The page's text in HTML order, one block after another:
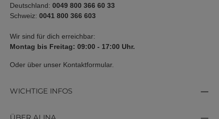
Deutschland: 0049 800 366 60 33
Schweiz: 0041 800 366 603
Wir sind für dich erreichbar:
Montag bis Freitag: 09:00 - 17:00 Uhr.
Oder über unser Kontaktformular.
WICHTIGE INFOS